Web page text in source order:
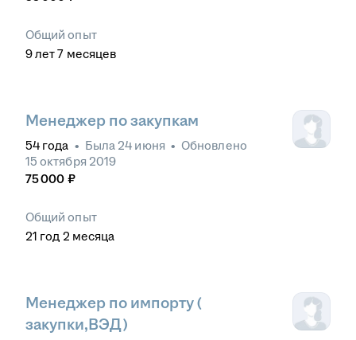
Общий опыт
9лет 7 месяцев
Менеджер по закупкам
54 года • Была 24 июня • Обновлено
15 октября 2019
75 000 ₽
Общий опыт
21 год 2 месяца
Менеджер по импорту (
закупки,ВЭД)